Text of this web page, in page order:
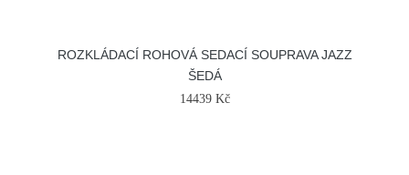
ROZKLÁDACÍ ROHOVÁ SEDACÍ SOUPRAVA JAZZ
ŠEDÁ
14439 Kč